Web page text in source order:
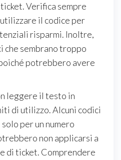
Verifica sempre
il codice per
risparmi. Inoltre,
che sembrano troppo
potrebbero avere
leggere il testo in
di utilizzo. Alcuni codici
per un numero
non applicarsi a
di ticket. Comprendere